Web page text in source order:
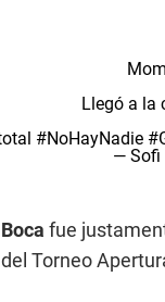
Llegó a la
#NoHayNadie
— Sofi
Boca fue
Torneo